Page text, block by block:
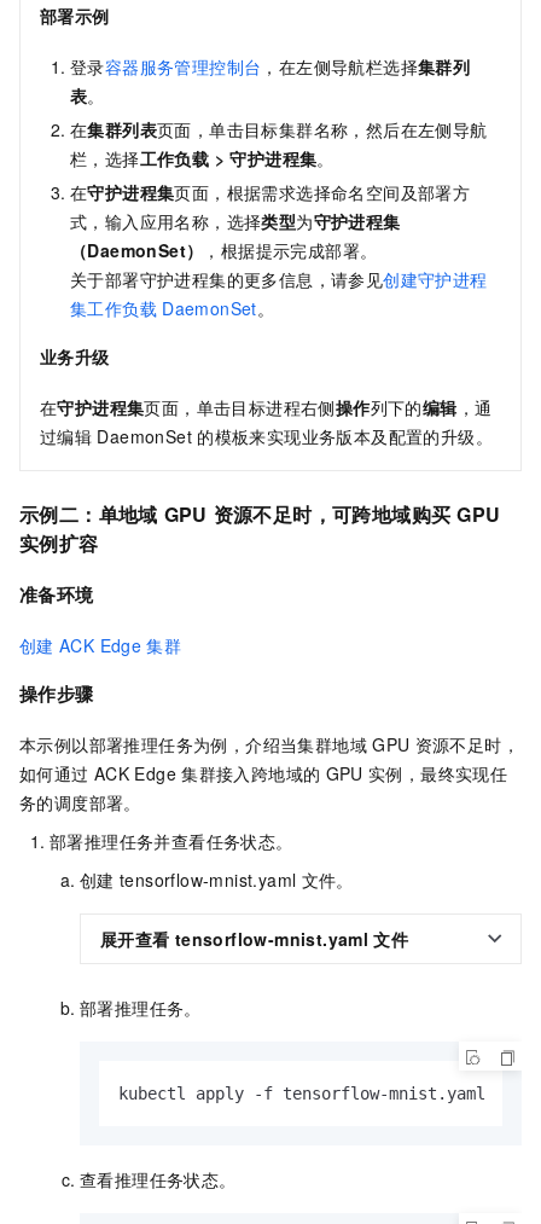
部署示例
登录容器服务管理控制台 ，在左侧导航栏选择集群列
表。
在集群列表页面，单击目标集群名称，然后在左侧导航
栏，选择工作负载 >守护进程集。
在守护进程集页面，根据需求选择命名空间及部署方
式，输入应用名称，选择类型为守护进程集
（DaemonSet）
，根据提示完成部署。
关于部署守护进程集的更多信息，请参见创建守护进程
集工作负载 DaemonSet。
业务升级
在守护进程集页面，单击目标进程右侧操作列下的编辑 ，通
过编辑 DaemonSet 的模板来实现业务版本及配置的升级。
示例二：单地域 GPU 资源不足时，可跨地域购买 GPU
实例扩容
准备环境
创建 ACK Edge 集群
操作步骤
本示例以部署推理任务为例，介绍当集群地域 GPU 资源不足时，
如何通过 ACK Edge 集群接入跨地域的 GPU 实例，最终实现任
务的调度部署。
部署推理任务并查看任务状态。
创建 tensorflow-mnist.yaml 文件。
展开查看 tensorflow-mnist.yaml 文件
部署推理任务。
kubectl apply -f tensorflow-mnist.yaml
查看推理任务状态。